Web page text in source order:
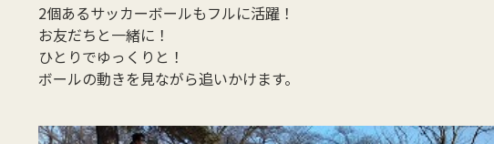
2個あるサッカーボールもフルに活躍！
お友だちと一緒に！
ひとりでゆっくりと！
ボールの動きを見ながら追いかけます。